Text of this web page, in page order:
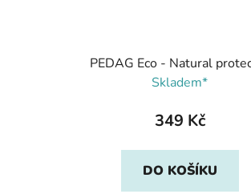
PEDAG Eco - Natural
Skladem*
349 Kč
DO KOŠÍKU